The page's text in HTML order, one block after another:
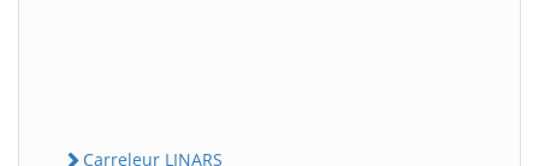
Carreleur LINARS